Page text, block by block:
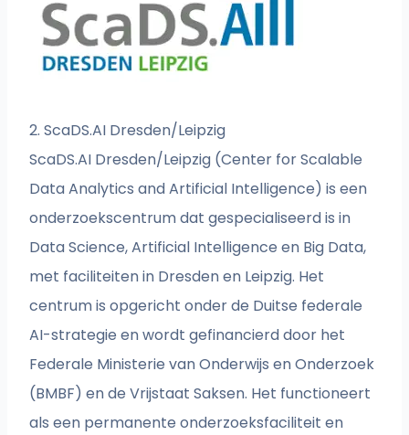
2. ScaDS.AI Dresden/Leipzig
ScaDS.AI Dresden/Leipzig (Center for Scalable
Data Analytics and Artificial Intelligence) is een
onderzoekscentrum dat gespecialiseerd is in
Data Science, Artificial Intelligence en Big Data,
met faciliteiten in Dresden en Leipzig. Het
centrum is opgericht onder de Duitse federale
AI-strategie en wordt gefinancierd door het
Federale Ministerie van Onderwijs en Onderzoek
(BMBF) en de Vrijstaat Saksen. Het functioneert
als een permanente onderzoeksfaciliteit en